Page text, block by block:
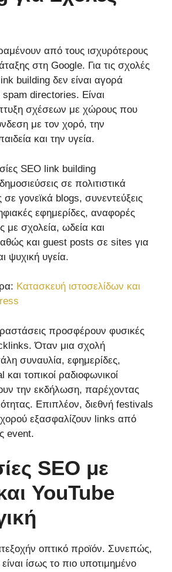
από τους ισχυρότερους
στη Google. Για τις σχολές
building δεν είναι αγορά
directories. Είναι
σχέσεων με χώρους που
με τον χορό, την
και την υγεία.
SEO link building
σε πολιτιστικά
σε γονεϊκά blogs, συνεντεύξεις
εφημερίδες, αναφορές
με σχολεία, ωδεία και
και guest posts σε sites για
ψυχική υγεία.
Κατασκευή ιστοσελίδων και
προσφέρουν φυσικές
Όταν μια σχολή
συναυλία, εφημερίδες,
και τοπικοί ραδιοφωνικοί
την εκδήλωση, παρέχοντας
Επιπλέον, διεθνή festivals
χορού εξασφαλίζουν links από
event.
SEO με
YouTube
οπτικό προϊόν. Συνεπώς,
ίσως το πιο υποτιμημένο